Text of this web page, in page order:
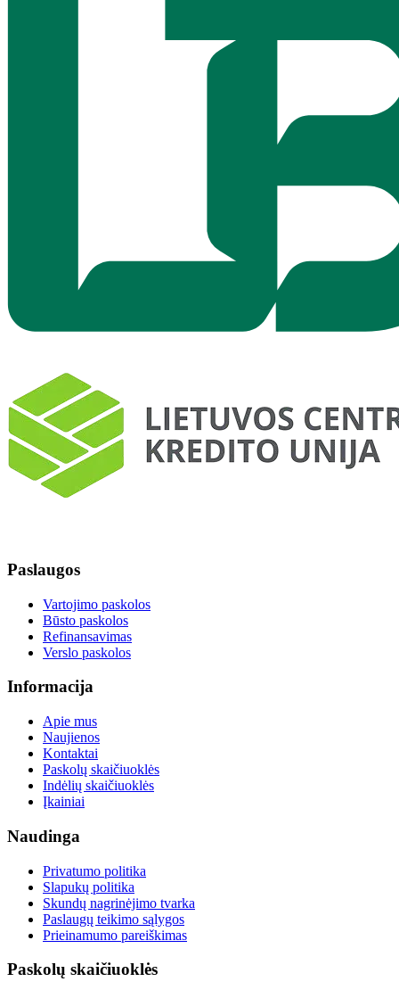
Paslaugos
Vartojimo paskolos
Būsto paskolos
Refinansavimas
Verslo paskolos
Informacija
Apie mus
Naujienos
Kontaktai
Paskolų skaičiuoklės
Indėlių skaičiuoklės
Įkainiai
Naudinga
Privatumo politika
Slapukų politika
Skundų nagrinėjimo tvarka
Paslaugų teikimo sąlygos
Prieinamumo pareiškimas
Paskolų skaičiuoklės